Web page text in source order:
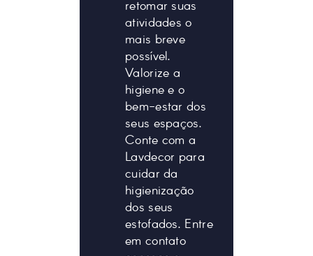
retomar suas
atividades o
mais breve
possível.
Valorize a
higiene e o
bem-estar dos
seus espaços.
Conte com a
Lavdecor para
cuidar da
higienização
dos seus
estofados. Entre
em contato